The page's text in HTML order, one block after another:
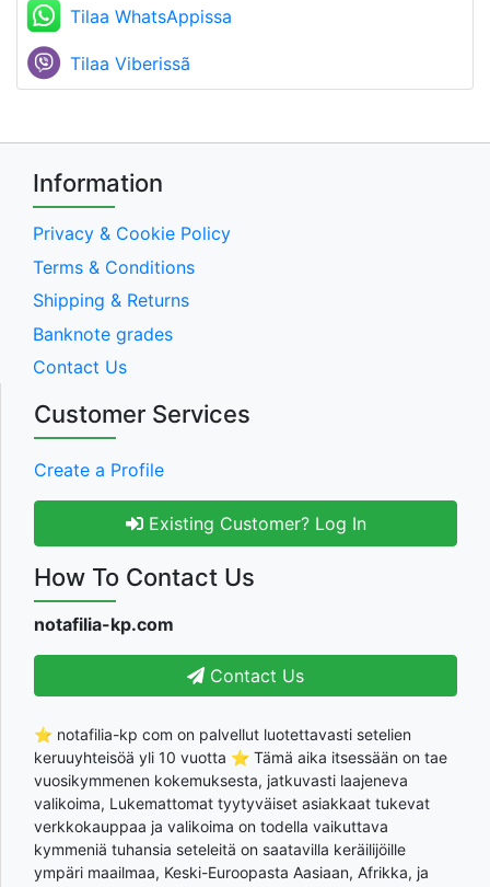
Tilaa WhatsAppissa
Tilaa Viberissã
Information
Privacy & Cookie Policy
Terms & Conditions
Shipping & Returns
Banknote grades
Contact Us
Customer Services
Create a Profile
Existing Customer? Log In
How To Contact Us
notafilia-kp.com
Contact Us
⭐ notafilia-kp com on palvellut luotettavasti setelien
keruuyhteisöä yli 10 vuotta ⭐ Tämä aika itsessään on tae
vuosikymmenen kokemuksesta, jatkuvasti laajeneva
valikoima, Lukemattomat tyytyväiset asiakkaat tukevat
verkkokauppaa ja valikoima on todella vaikuttava
kymmeniä tuhansia seteleitä on saatavilla keräilijöille
ympäri maailmaa, Keski-Euroopasta Aasiaan, Afrikka, ja